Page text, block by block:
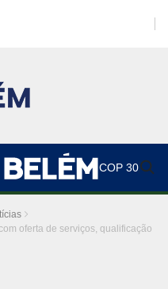
COP 30
oferta de serviços, qualificação